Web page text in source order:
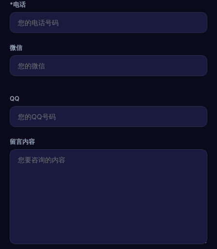
*电话
微信
QQ
留言内容